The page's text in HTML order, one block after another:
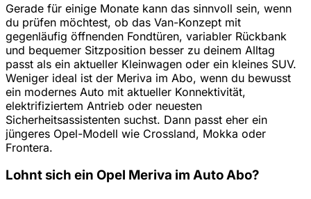
Gerade für einige Monate kann das sinnvoll sein, wenn
du prüfen möchtest, ob das Van-Konzept mit
gegenläufig öffnenden Fondtüren, variabler Rückbank
und bequemer Sitzposition besser zu deinem Alltag
passt als ein aktueller Kleinwagen oder ein kleines SUV.
Weniger ideal ist der Meriva im Abo, wenn du bewusst
ein modernes Auto mit aktueller Konnektivität,
elektrifiziertem Antrieb oder neuesten
Sicherheitsassistenten suchst. Dann passt eher ein
jüngeres Opel-Modell wie Crossland, Mokka oder
Frontera.
Lohnt sich ein Opel Meriva im Auto Abo?